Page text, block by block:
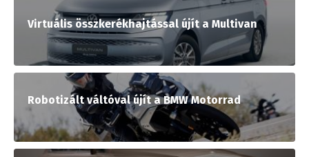
Virtuális összkerékhajtással újít a Multivan
Robotizált váltóval újít a BMW Motorrad